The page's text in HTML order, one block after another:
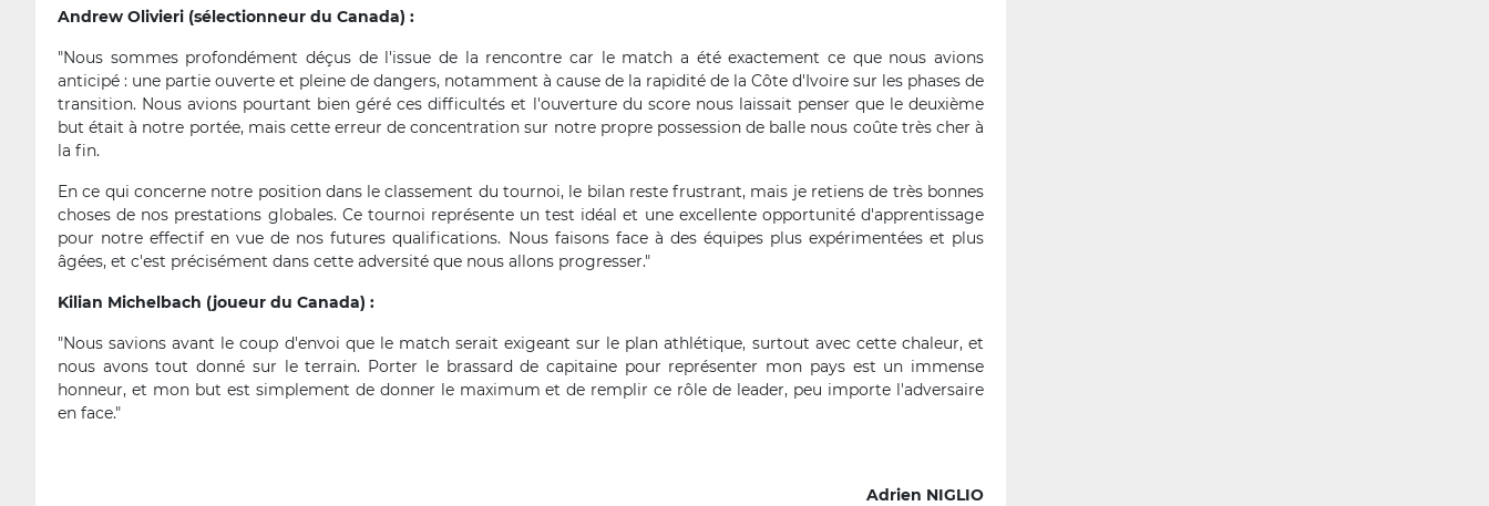
Andrew Olivieri (sélectionneur du Canada) :
"Nous sommes profondément déçus de l'issue de la rencontre car le match a été exactement ce que nous avions
anticipé : une partie ouverte et pleine de dangers, notamment à cause de la rapidité de la Côte d'Ivoire sur les phases de
transition. Nous avions pourtant bien géré ces difficultés et l'ouverture du score nous laissait penser que le deuxième
but était à notre portée, mais cette erreur de concentration sur notre propre possession de balle nous coûte très cher à
la fin.
En ce qui concerne notre position dans le classement du tournoi, le bilan reste frustrant, mais je retiens de très bonnes
choses de nos prestations globales. Ce tournoi représente un test idéal et une excellente opportunité d'apprentissage
pour notre effectif en vue de nos futures qualifications. Nous faisons face à des équipes plus expérimentées et plus
âgées, et c'est précisément dans cette adversité que nous allons progresser."
Kilian Michelbach (joueur du Canada) :
"Nous savions avant le coup d'envoi que le match serait exigeant sur le plan athlétique, surtout avec cette chaleur, et
nous avons tout donné sur le terrain. Porter le brassard de capitaine pour représenter mon pays est un immense
honneur, et mon but est simplement de donner le maximum et de remplir ce rôle de leader, peu importe l'adversaire
en face."
Adrien NIGLIO